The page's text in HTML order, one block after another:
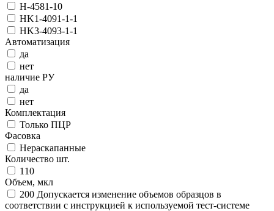
Н-4581-10
НK1-4091-1-1
НK3-4093-1-1
Автоматизация
да
нет
наличие РУ
да
нет
Комплектация
Только ПЦР
Фасовка
Нераскапанные
Количество шт.
110
Объем, мкл
200 Допускается изменение объемов образцов в
соответствии с инструкцией к используемой тест-системе